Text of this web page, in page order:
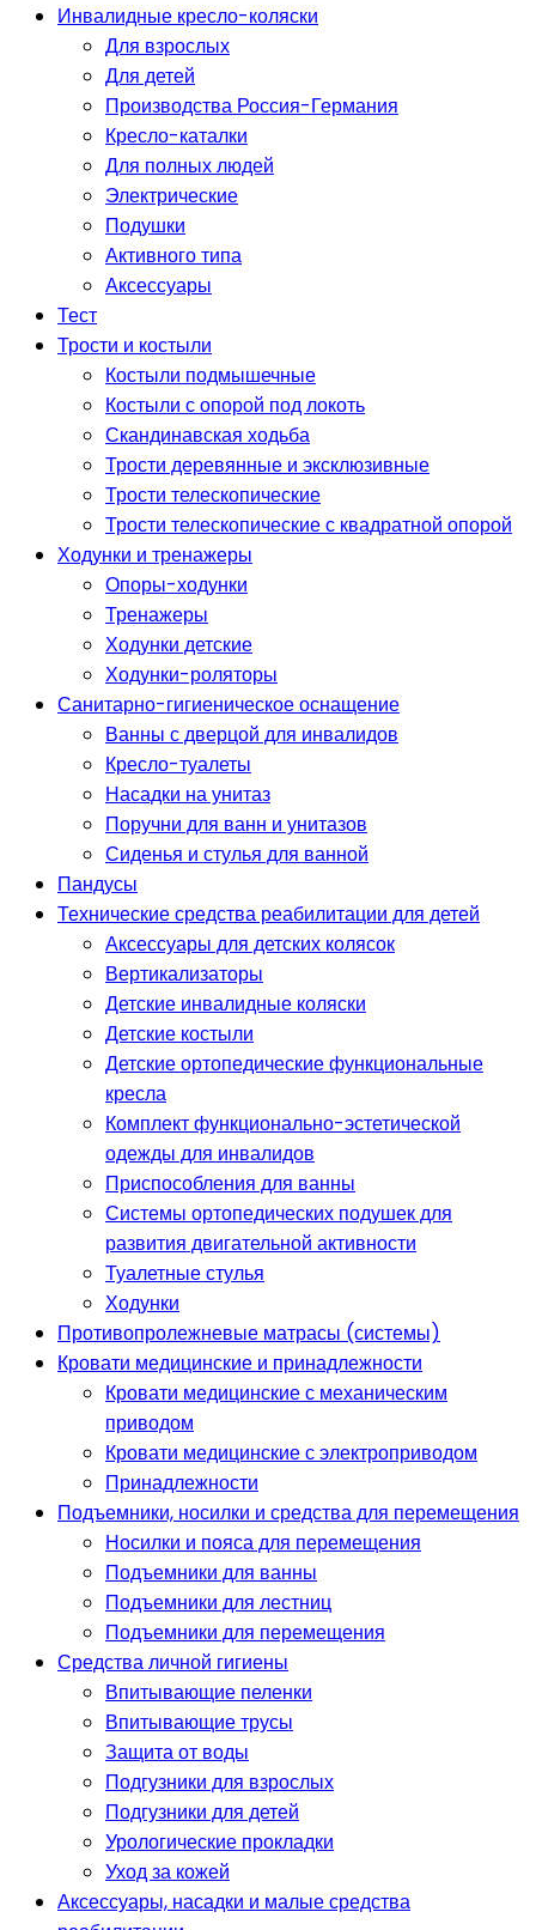
Инвалидные кресло-коляски
Для взрослых
Для детей
Производства Россия-Германия
Кресло-каталки
Для полных людей
Электрические
Подушки
Активного типа
Аксессуары
Тест
Трости и костыли
Костыли подмышечные
Костыли с опорой под локоть
Скандинавская ходьба
Трости деревянные и эксклюзивные
Трости телескопические
Трости телескопические с квадратной опорой
Ходунки и тренажеры
Опоры-ходунки
Тренажеры
Ходунки детские
Ходунки-роляторы
Санитарно-гигиеническое оснащение
Ванны с дверцой для инвалидов
Кресло-туалеты
Насадки на унитаз
Поручни для ванн и унитазов
Сиденья и стулья для ванной
Пандусы
Технические средства реабилитации для детей
Аксессуары для детских колясок
Вертикализаторы
Детские инвалидные коляски
Детские костыли
Детские ортопедические функциональные
кресла
Комплект функционально-эстетической
одежды для инвалидов
Приспособления для ванны
Системы ортопедических подушек для
развития двигательной активности
Туалетные стулья
Ходунки
Противопролежневые матрасы (системы)
Кровати медицинские и принадлежности
Кровати медицинские с механическим
приводом
Кровати медицинские с электроприводом
Принадлежности
Подъемники, носилки и средства для перемещения
Носилки и пояса для перемещения
Подъемники для ванны
Подъемники для лестниц
Подъемники для перемещения
Средства личной гигиены
Впитывающие пеленки
Впитывающие трусы
Защита от воды
Подгузники для взрослых
Подгузники для детей
Урологические прокладки
Уход за кожей
Аксессуары, насадки и малые средства